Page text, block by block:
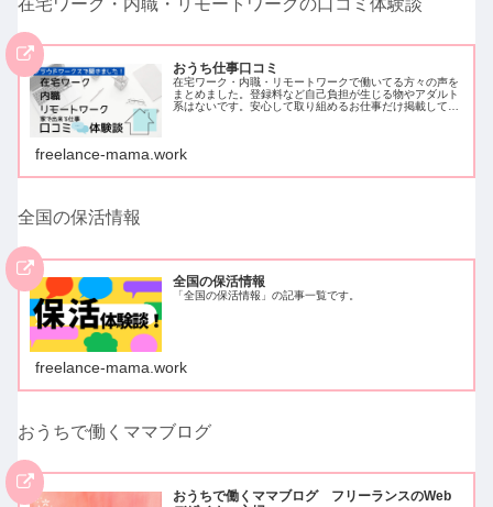
おうち仕事口コミ
在宅ワーク・内職・リモートワークで働いてる方々の声を
まとめました。登録料など自己負担が生じる物やアダルト
系はないです。安心して取り組めるお仕事だけ掲載してい
freelance-mama.work
全国の保活情報
全国の保活情報
「全国の保活情報」の記事一覧です。
freelance-mama.work
おうちで働くママブログ
おうちで働くママブログ フリーランスのWeb